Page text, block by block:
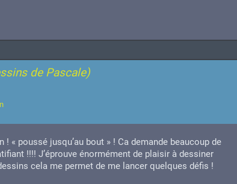
de Pascale)
! « poussé jusqu’au bout » ! Ca demande beaucoup de
!!!! J’éprouve énormément de plaisir à dessiner
cela me permet de me lancer quelques défis !